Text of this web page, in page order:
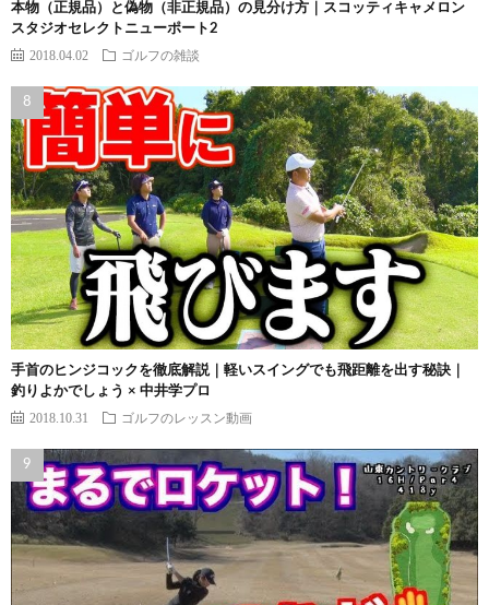
本物（正規品）と偽物（非正規品）の見分け方｜スコッティキャメロン
スタジオセレクトニューポート2
2018.04.02 ゴルフの雑談
手首のヒンジコックを徹底解説｜軽いスイングでも飛距離を出す秘訣｜
釣りよかでしょう × 中井学プロ
2018.10.31 ゴルフのレッスン動画